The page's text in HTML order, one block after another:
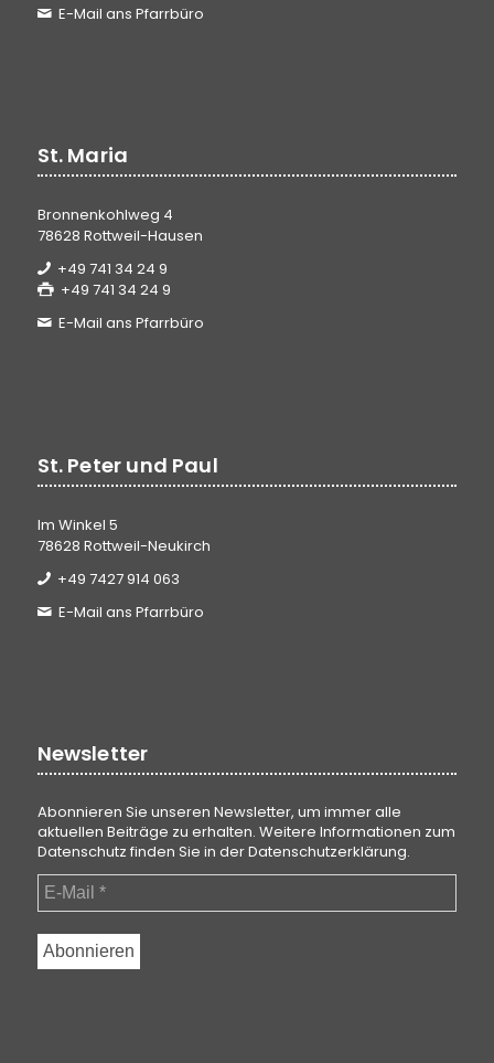
E-Mail ans Pfarrbüro
St. Maria
Bronnenkohlweg 4
78628 Rottweil-Hausen
+49 741 34 24 9
+49 741 34 24 9
E-Mail ans Pfarrbüro
St. Peter und Paul
Im Winkel 5
78628 Rottweil-Neukirch
+49 7427 914 063
E-Mail ans Pfarrbüro
Newsletter
Abonnieren Sie unseren Newsletter, um immer alle
aktuellen Beiträge zu erhalten. Weitere Informationen zum
Datenschutz finden Sie in derDatenschutzerklärung.